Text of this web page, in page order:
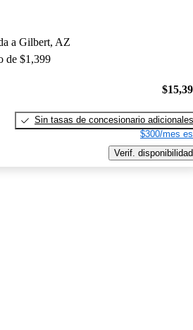
a Gilbert, AZ
de $1,399
Sin tasas de concesionario adicionales
$300/mes
Verif. disponibilidad